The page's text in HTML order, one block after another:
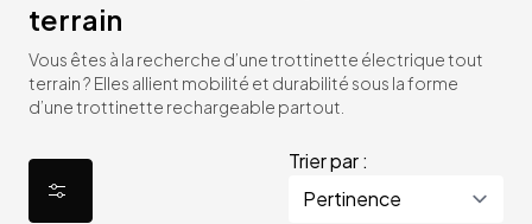
terrain
Vous êtes à la recherche d’une trottinette électrique tout
terrain ? Elles allient mobilité et durabilité sous la forme
d’une trottinette rechargeable partout.
Trier par :